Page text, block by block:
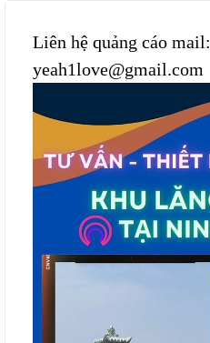
Liên hệ quảng cáo mail:
yeah1love@gmail.com